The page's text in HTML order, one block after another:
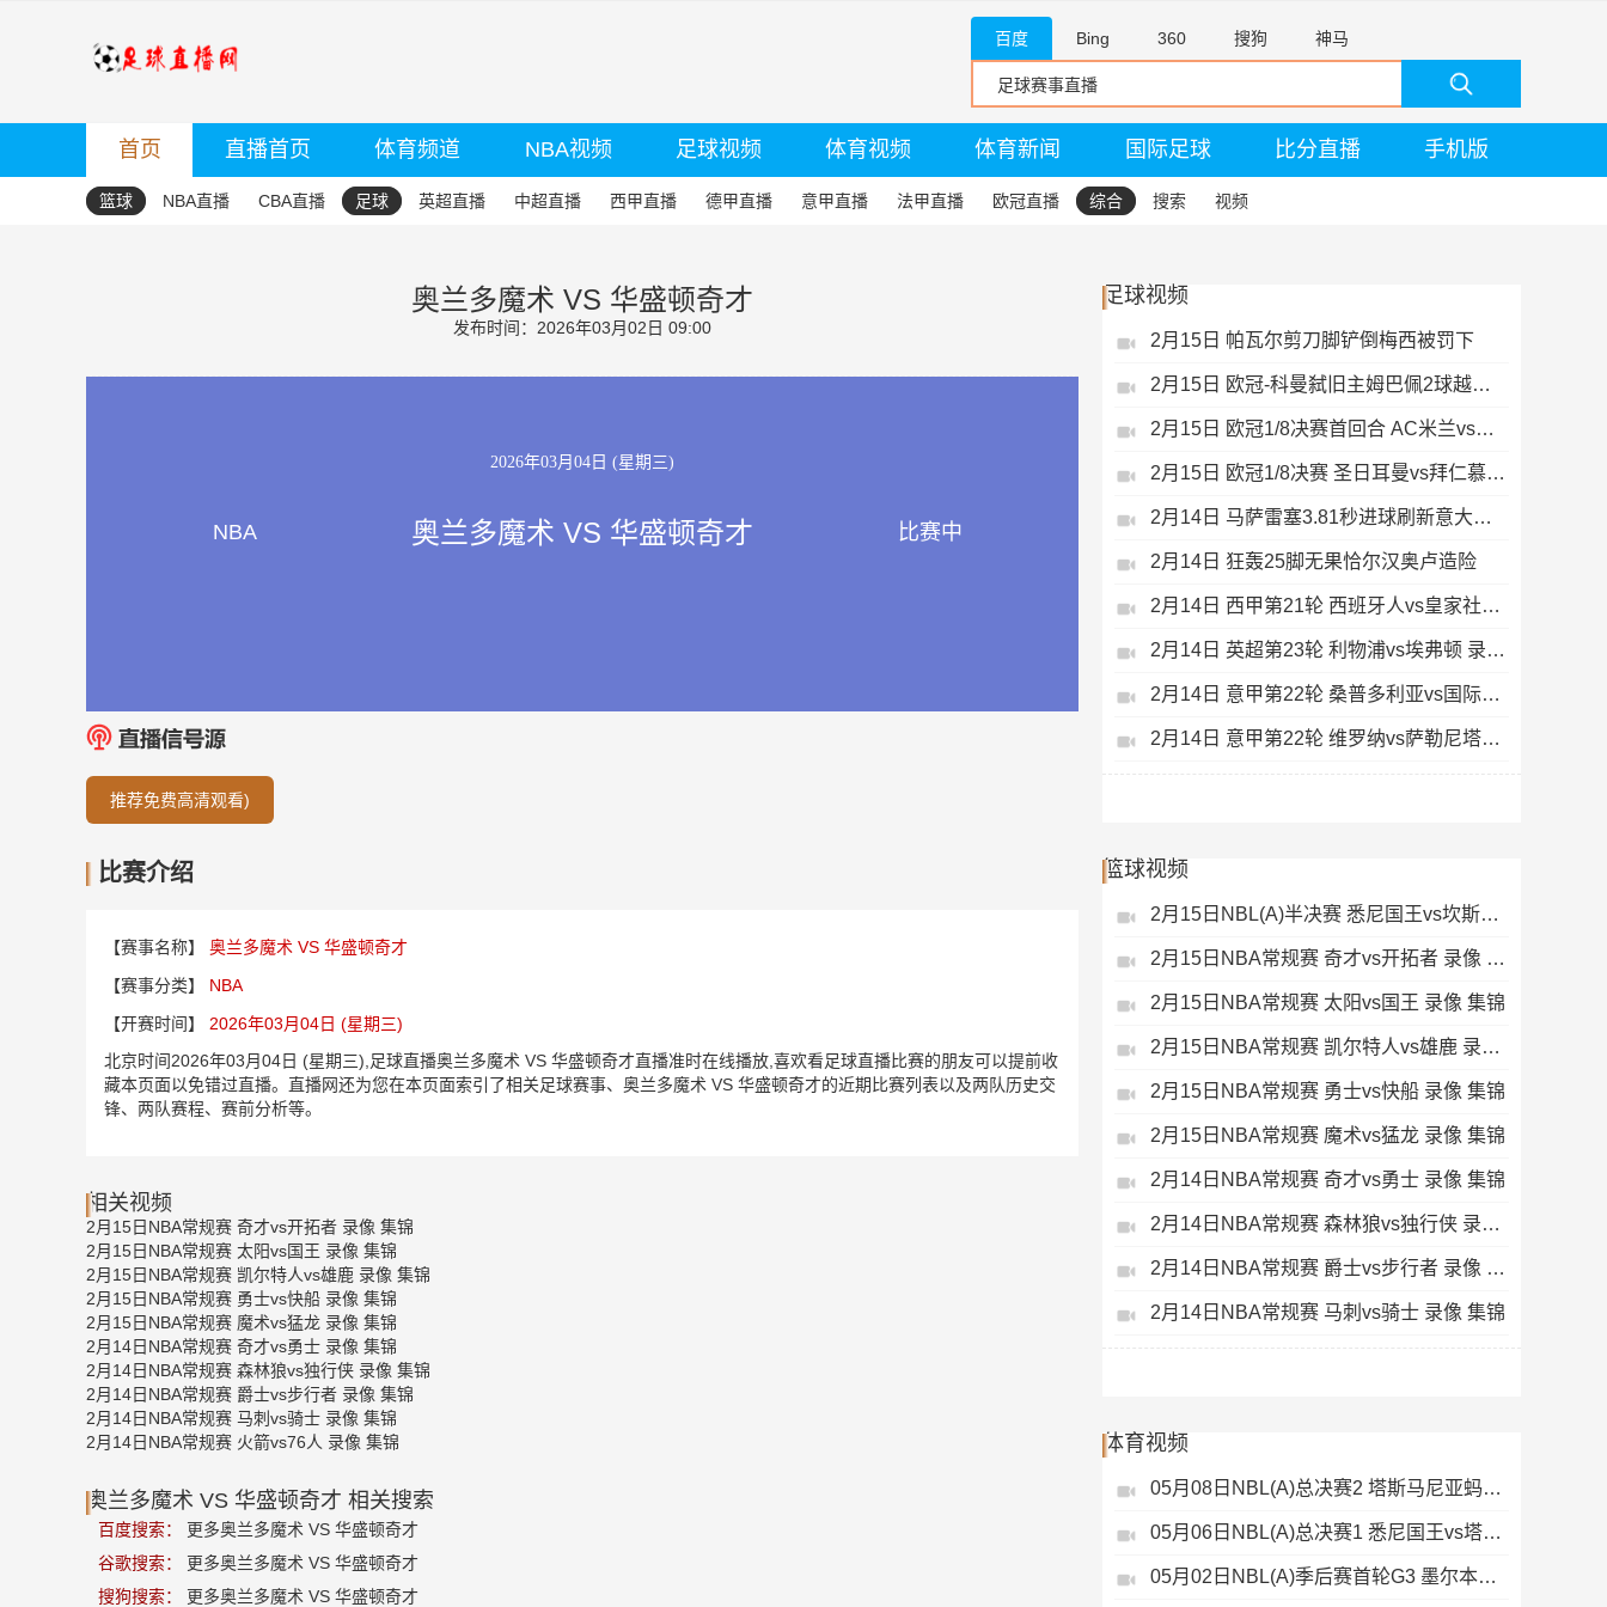
百度 Bing 360 搜狗 神马
首页 直播首页 体育频道 NBA视频 足球视频 体育视频 体育新闻 国际足球 比分直播 手机版
篮球 NBA直播 CBA直播 足球 英超直播 中超直播 西甲直播 德甲直播 意甲直播 法甲直播 欧冠直播 综合 搜索 视频
奥兰多魔术 VS 华盛顿奇才
发布时间：2026年03月02日 09:00
2026年03月04日 (星期三)
NBA 奥兰多魔术 VS 华盛顿奇才 比赛中
推荐免费高清观看)
比赛介绍
【赛事名称】
奥兰多魔术 VS 华盛顿奇才
【赛事分类】
NBA
【开赛时间】
2026年03月04日 (星期三)
北京时间2026年03月04日 (星期三),足球直播奥兰多魔术 VS 华盛顿奇才直播准时在线播放,喜欢看足球直播比赛的朋友可以提前收
藏本页面以免错过直播。直播网还为您在本页面索引了相关足球赛事、奥兰多魔术 VS 华盛顿奇才的近期比赛列表以及两队历史交
锋、两队赛程、赛前分析等。
相关视频
2月15日NBA常规赛 奇才vs开拓者 录像 集锦
2月15日NBA常规赛 太阳vs国王 录像 集锦
2月15日NBA常规赛 凯尔特人vs雄鹿 录像 集锦
2月15日NBA常规赛 勇士vs快船 录像 集锦
2月15日NBA常规赛 魔术vs猛龙 录像 集锦
2月14日NBA常规赛 奇才vs勇士 录像 集锦
2月14日NBA常规赛 森林狼vs独行侠 录像 集锦
2月14日NBA常规赛 爵士vs步行者 录像 集锦
2月14日NBA常规赛 马刺vs骑士 录像 集锦
2月14日NBA常规赛 火箭vs76人 录像 集锦
奥兰多魔术 VS 华盛顿奇才 相关搜索
百度搜索：
更多奥兰多魔术 VS 华盛顿奇才
谷歌搜索：
更多奥兰多魔术 VS 华盛顿奇才
搜狗搜索：
更多奥兰多魔术 VS 华盛顿奇才
足球视频
2月15日 帕瓦尔剪刀脚铲倒梅西被罚下
2月15日 欧冠-科曼弑旧主姆巴佩2球越位无效
2月15日 欧冠1/8决赛首回合 AC米兰vs热刺 录像 集锦
2月15日 欧冠1/8决赛 圣日耳曼vs拜仁慕尼黑 录像 集锦
2月14日 马萨雷塞3.81秒进球刷新意大利历史
2月14日 狂轰25脚无果恰尔汉奥卢造险
2月14日 西甲第21轮 西班牙人vs皇家社会 录像 集锦
2月14日 英超第23轮 利物浦vs埃弗顿 录像 集锦
2月14日 意甲第22轮 桑普多利亚vs国际米兰 录像 集锦
2月14日 意甲第22轮 维罗纳vs萨勒尼塔纳 录像 集锦
篮球视频
2月15日NBL(A)半决赛 悉尼国王vs坎斯大班 录像 集锦
2月15日NBA常规赛 奇才vs开拓者 录像 集锦
2月15日NBA常规赛 太阳vs国王 录像 集锦
2月15日NBA常规赛 凯尔特人vs雄鹿 录像 集锦
2月15日NBA常规赛 勇士vs快船 录像 集锦
2月15日NBA常规赛 魔术vs猛龙 录像 集锦
2月14日NBA常规赛 奇才vs勇士 录像 集锦
2月14日NBA常规赛 森林狼vs独行侠 录像 集锦
2月14日NBA常规赛 爵士vs步行者 录像 集锦
2月14日NBA常规赛 马刺vs骑士 录像 集锦
体育视频
05月08日NBL(A)总决赛2 塔斯马尼亚蚂蚁vs悉尼国王 录像
05月06日NBL(A)总决赛1 悉尼国王vs塔斯马尼亚蚂蚁 全场录像
05月02日NBL(A)季后赛首轮G3 墨尔本联 - 塔斯马尼亚蚂蚁 录像集锦